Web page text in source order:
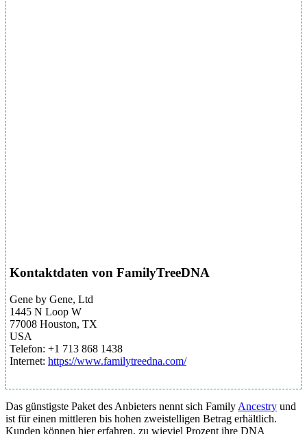
Kontaktdaten von FamilyTreeDNA
Gene by Gene, Ltd
1445 N Loop W
77008 Houston, TX
USA
Telefon: +1 713 868 1438
Internet: https://www.familytreedna.com/
Das günstigste Paket des Anbieters nennt sich Family Ancestry und
ist für einen mittleren bis hohen zweistelligen Betrag erhältlich.
Kunden können hier erfahren, zu wieviel Prozent ihre DNA